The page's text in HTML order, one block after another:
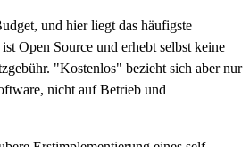
und hier liegt das häufigste
Open Source und erhebt selbst keine
"Kostenlos" bezieht sich aber nur
nicht auf Betrieb und